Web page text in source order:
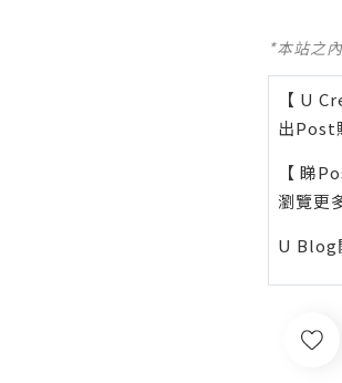
*本站之
【 U
出Post
【 睇
瀏覽更
U Blog